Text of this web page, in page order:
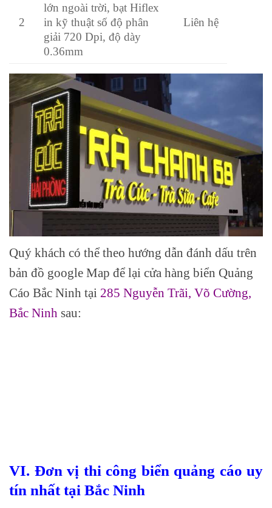
2
lớn ngoài trời, bạt Hiflex
in kỹ thuật số độ phân
giải 720 Dpi, độ dày
0.36mm
Liên hệ
Quý khách có thể theo hướng dẫn đánh dấu trên
bản đồ google Map để lại cửa hàng biển Quảng
Cáo Bắc Ninh tại 285 Nguyễn Trãi, Võ Cường,
Bắc Ninh sau:
VI. Đơn vị thi công biển quảng cáo uy
tín nhất tại Bắc Ninh